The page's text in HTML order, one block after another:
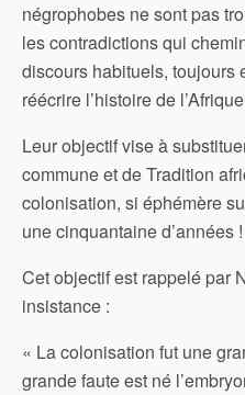
négrophobes ne sont pas
les contradictions qui
discours habituels, toujours
réécrire l’histoire de
Leur objectif vise à
commune et de Tradition
colonisation, si éphémère
une cinquantaine d’années !
Cet objectif est rappelé par
insistance :
« La colonisation fut une
grande faute est né